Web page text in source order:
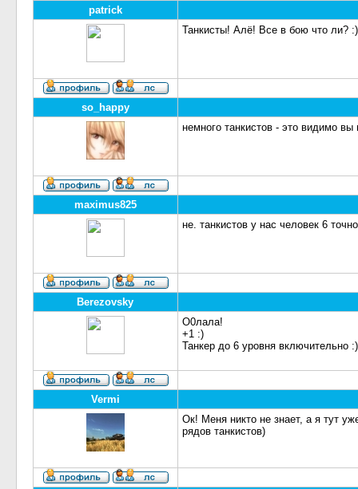
patrick
Танкисты! Алё! Все в бою что ли?
so_happy
немного танкистов - это видимо вы
maximus825
не. танкистов у нас человек 6
Berezovsky
О0лала!
+1 :)
Танкер до 6 уровня включительно :)
Vermi
Ок! Меня никто не знает, а я тут
рядов танкистов)